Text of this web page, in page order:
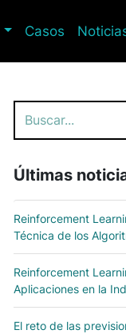
Casos
Últimas
Reinforcement
Técnica de los
Reinforcement
Aplicaciones en la
El reto de las